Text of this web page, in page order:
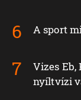
A sport
Vizes Eb,
nyíltvízi